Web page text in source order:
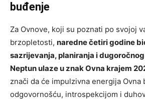
buđenje
Za Ovnove, koji su poznati po svojoj
brzopletosti, naredne četiri godine
sazrijevanja, planiranja i
Neptun ulaze u znak Ovna krajem
znači da će impulzivna energija Ovna
odgovornošću, introspekcijom i